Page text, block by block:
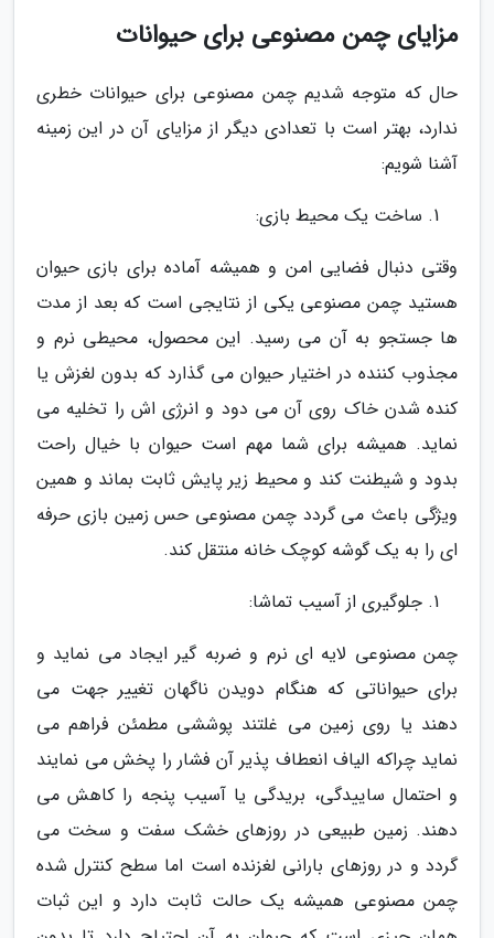
مزایای چمن مصنوعی برای حیوانات
حال که متوجه شدیم چمن مصنوعی برای حیوانات خطری
ندارد، بهتر است با تعدادی دیگر از مزایای آن در این زمینه
آشنا شویم:
ساخت یک محیط بازی:
وقتی دنبال فضایی امن و همیشه آماده برای بازی حیوان
هستید چمن مصنوعی یکی از نتایجی است که بعد از مدت
ها جستجو به آن می رسید. این محصول، محیطی نرم و
مجذوب کننده در اختیار حیوان می گذارد که بدون لغزش یا
کنده شدن خاک روی آن می دود و انرژی اش را تخلیه می
نماید. همیشه برای شما مهم است حیوان با خیال راحت
بدود و شیطنت کند و محیط زیر پایش ثابت بماند و همین
ویژگی باعث می گردد چمن مصنوعی حس زمین بازی حرفه
ای را به یک گوشه کوچک خانه منتقل کند.
جلوگیری از آسیب تماشا:
چمن مصنوعی لایه ای نرم و ضربه گیر ایجاد می نماید و
برای حیواناتی که هنگام دویدن ناگهان تغییر جهت می
دهند یا روی زمین می غلتند پوششی مطمئن فراهم می
نماید چراکه الیاف انعطاف پذیر آن فشار را پخش می نمایند
و احتمال ساییدگی، بریدگی یا آسیب پنجه را کاهش می
دهند. زمین طبیعی در روزهای خشک سفت و سخت می
گردد و در روزهای بارانی لغزنده است اما سطح کنترل شده
چمن مصنوعی همیشه یک حالت ثابت دارد و این ثبات